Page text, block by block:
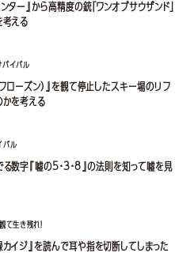
ター』から高精度の銃「ワンオブサウザンド」
考える
バイバル
ローズン）』を観て停止したスキー場のリフ
かを考える
バル
る数字『嘘の5・3・8』の法則を知って嘘を見
て生き残れ！
イジ』を読んで耳や指を切断してしまった